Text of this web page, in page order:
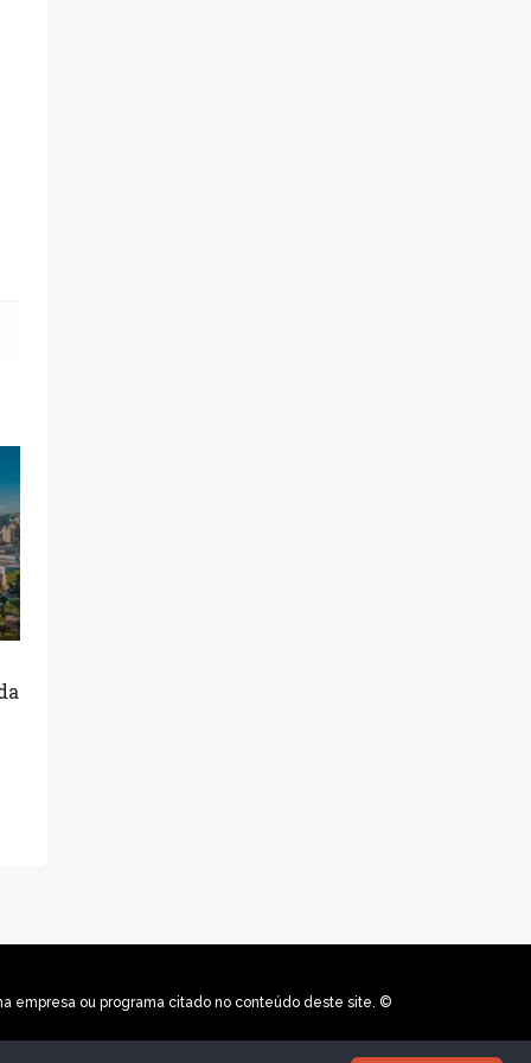
empresa ou programa citado no conteúdo deste site. ©